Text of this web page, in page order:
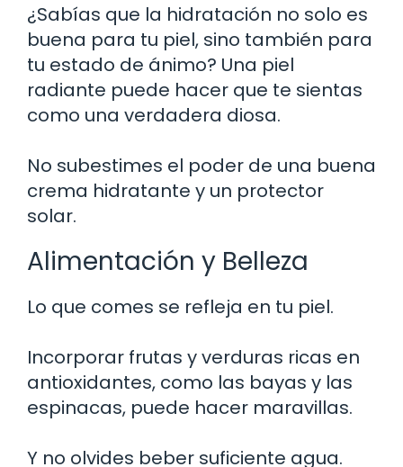
¿Sabías que la hidratación no solo es
buena para tu piel, sino también para
tu estado de ánimo? Una piel
radiante puede hacer que te sientas
como una verdadera diosa.
No subestimes el poder de una buena
crema hidratante y un protector
solar.
Alimentación y Belleza
Lo que comes se refleja en tu piel.
Incorporar frutas y verduras ricas en
antioxidantes, como las bayas y las
espinacas, puede hacer maravillas.
Y no olvides beber suficiente agua.